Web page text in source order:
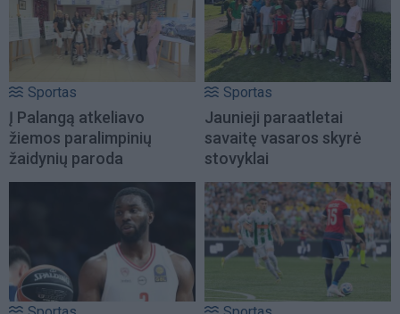
Sportas
Į Palangą atkeliavo
žiemos paralimpinių
žaidynių paroda
Sportas
Jaunieji paraatletai
savaitę vasaros skyrė
stovyklai